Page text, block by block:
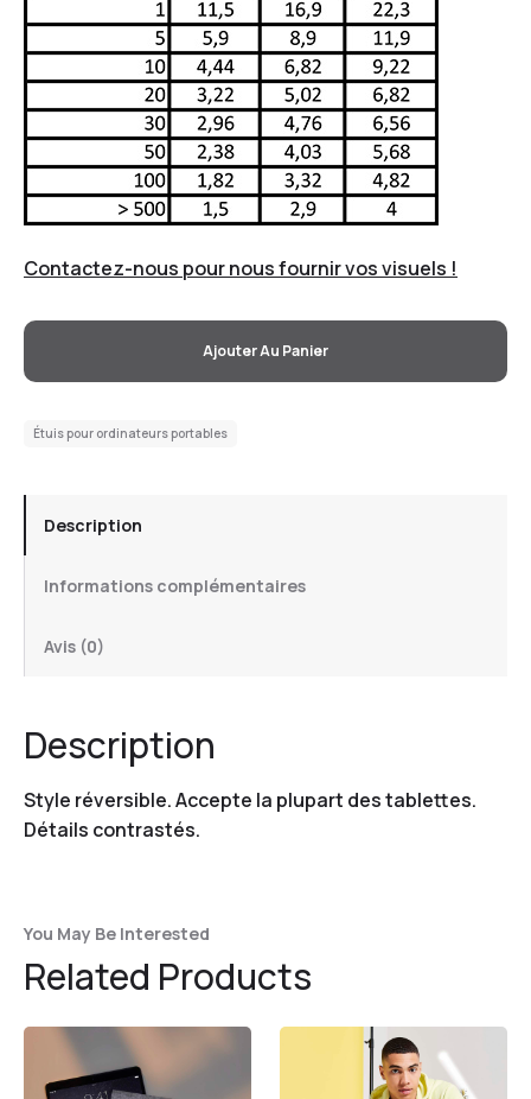
Contactez-nous pour nous fournir vos visuels !
Ajouter Au Panier
Étuis pour ordinateurs portables
Description
Informations complémentaires
Avis (0)
Description
Style réversible. Accepte la plupart des tablettes.
Détails contrastés.
You May Be Interested
Related Products